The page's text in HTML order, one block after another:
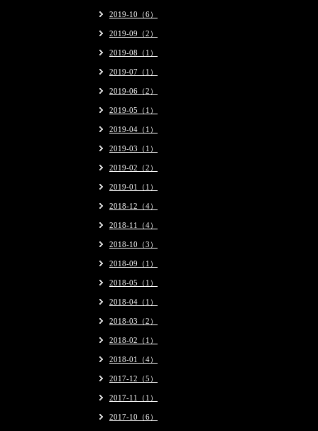
2019-10（6）
2019-09（2）
2019-08（1）
2019-07（1）
2019-06（2）
2019-05（1）
2019-04（1）
2019-03（1）
2019-02（2）
2019-01（1）
2018-12（4）
2018-11（4）
2018-10（3）
2018-09（1）
2018-05（1）
2018-04（1）
2018-03（2）
2018-02（1）
2018-01（4）
2017-12（5）
2017-11（1）
2017-10（6）